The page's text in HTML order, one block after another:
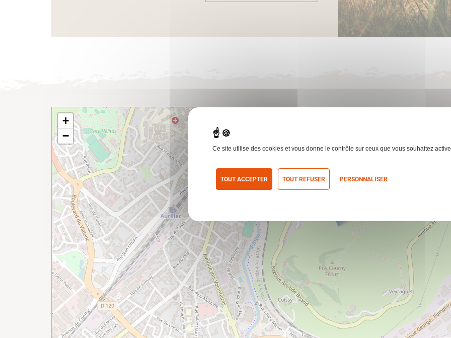
+
−
Ce site utilise des cookies et vous donne le contrôle sur ceux que vous souhaitez
TOUT ACCEPTER TOUT REFUSER PERSONNALISER